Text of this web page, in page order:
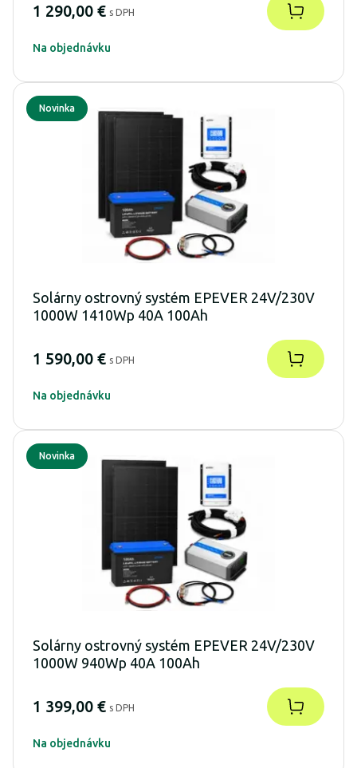
1 290,00 € s DPH
Na objednávku
Novinka
Solárny ostrovný systém EPEVER 24V/230V
1000W 1410Wp 40A 100Ah
1 590,00 € s DPH
Na objednávku
Novinka
Solárny ostrovný systém EPEVER 24V/230V
1000W 940Wp 40A 100Ah
1 399,00 € s DPH
Na objednávku